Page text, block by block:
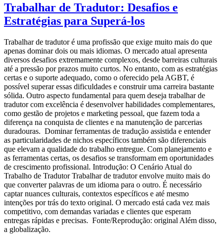
Trabalhar de Tradutor: Desafios e
Estratégias para Superá-los
Trabalhar de tradutor é uma profissão que exige muito mais do que
apenas dominar dois ou mais idiomas. O mercado atual apresenta
diversos desafios extremamente complexos, desde barreiras culturais
até a pressão por prazos muito curtos. No entanto, com as estratégias
certas e o suporte adequado, como o oferecido pela AGBT, é
possível superar essas dificuldades e construir uma carreira bastante
sólida. Outro aspecto fundamental para quem deseja trabalhar de
tradutor com excelência é desenvolver habilidades complementares,
como gestão de projetos e marketing pessoal, que fazem toda a
diferença na conquista de clientes e na manutenção de parcerias
duradouras. Dominar ferramentas de tradução assistida e entender
as particularidades de nichos específicos também são diferenciais
que elevam a qualidade do trabalho entregue. Com planejamento e
as ferramentas certas, os desafios se transformam em oportunidades
de crescimento profissional. Introdução: O Cenário Atual do
Trabalho de Tradutor Trabalhar de tradutor envolve muito mais do
que converter palavras de um idioma para o outro. É necessário
captar nuances culturais, contextos específicos e até mesmo
intenções por trás do texto original. O mercado está cada vez mais
competitivo, com demandas variadas e clientes que esperam
entregas rápidas e precisas. Fonte/Reprodução: original Além disso,
a globalização.